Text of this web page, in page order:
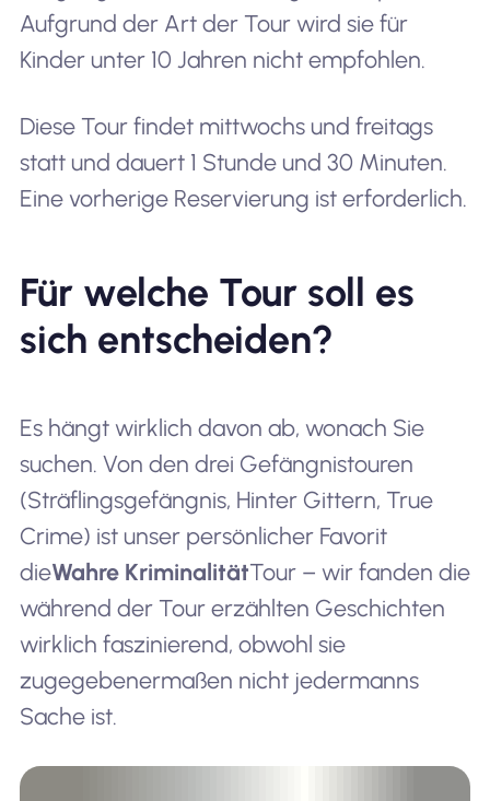
Aufgrund der Art der Tour wird sie für
Kinder unter 10 Jahren nicht empfohlen.
Diese Tour findet mittwochs und freitags
statt und dauert 1 Stunde und 30 Minuten.
Eine vorherige Reservierung ist erforderlich.
Für welche Tour soll es
sich entscheiden?
Es hängt wirklich davon ab, wonach Sie
suchen. Von den drei Gefängnistouren
(Sträflingsgefängnis, Hinter Gittern, True
Crime) ist unser persönlicher Favorit
dieWahre KriminalitätTour – wir fanden die
während der Tour erzählten Geschichten
wirklich faszinierend, obwohl sie
zugegebenermaßen nicht jedermanns
Sache ist.